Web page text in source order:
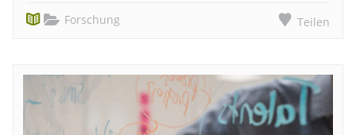
Forschung Teilen